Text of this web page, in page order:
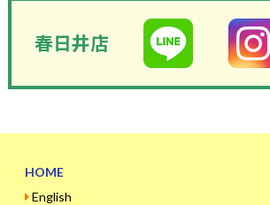
春日井店
HOME
English